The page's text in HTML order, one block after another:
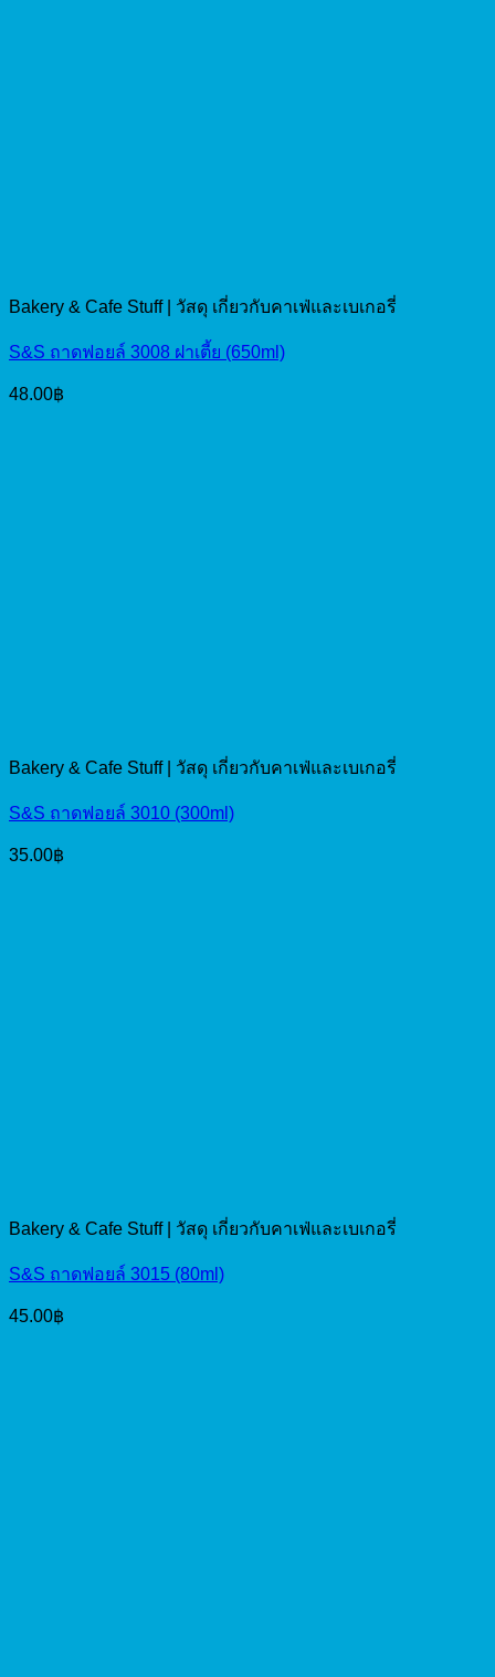
Bakery & Cafe Stuff | วัสดุ เกี่ยวกับคาเฟ่และเบเกอรี่
S&S ถาดฟอยล์ 3008 ฝาเตี้ย (650ml)
48.00฿
Bakery & Cafe Stuff | วัสดุ เกี่ยวกับคาเฟ่และเบเกอรี่
S&S ถาดฟอยล์ 3010 (300ml)
35.00฿
Bakery & Cafe Stuff | วัสดุ เกี่ยวกับคาเฟ่และเบเกอรี่
S&S ถาดฟอยล์ 3015 (80ml)
45.00฿